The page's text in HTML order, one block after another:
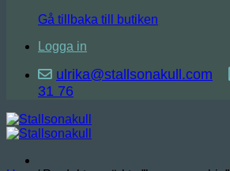
Gå tillbaka till butiken
Logga in
ulrika@stallsonakull.com
31 76